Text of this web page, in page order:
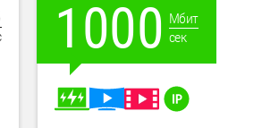
1000 Мбит
сек